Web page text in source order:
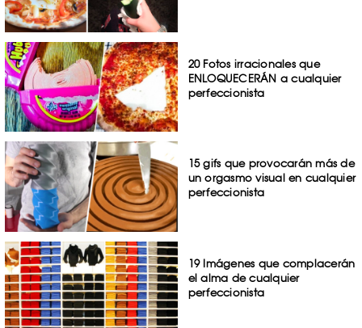
20 Fotos irracionales que
ENLOQUECERÁN a cualquier
perfeccionista
15 gifs que provocarán más de
un orgasmo visual en cualquier
perfeccionista
19 Imágenes que complacerán
el alma de cualquier
perfeccionista